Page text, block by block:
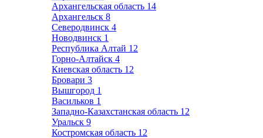
Архангельская область 14
Архангельск 8
Северодвинск 4
Новодвинск 1
Республика Алтай 12
Горно-Алтайск 4
Киевская область 12
Бровари 3
Вышгород 1
Васильков 1
Западно-Казахстанская область 12
Уральск 9
Костромская область 12